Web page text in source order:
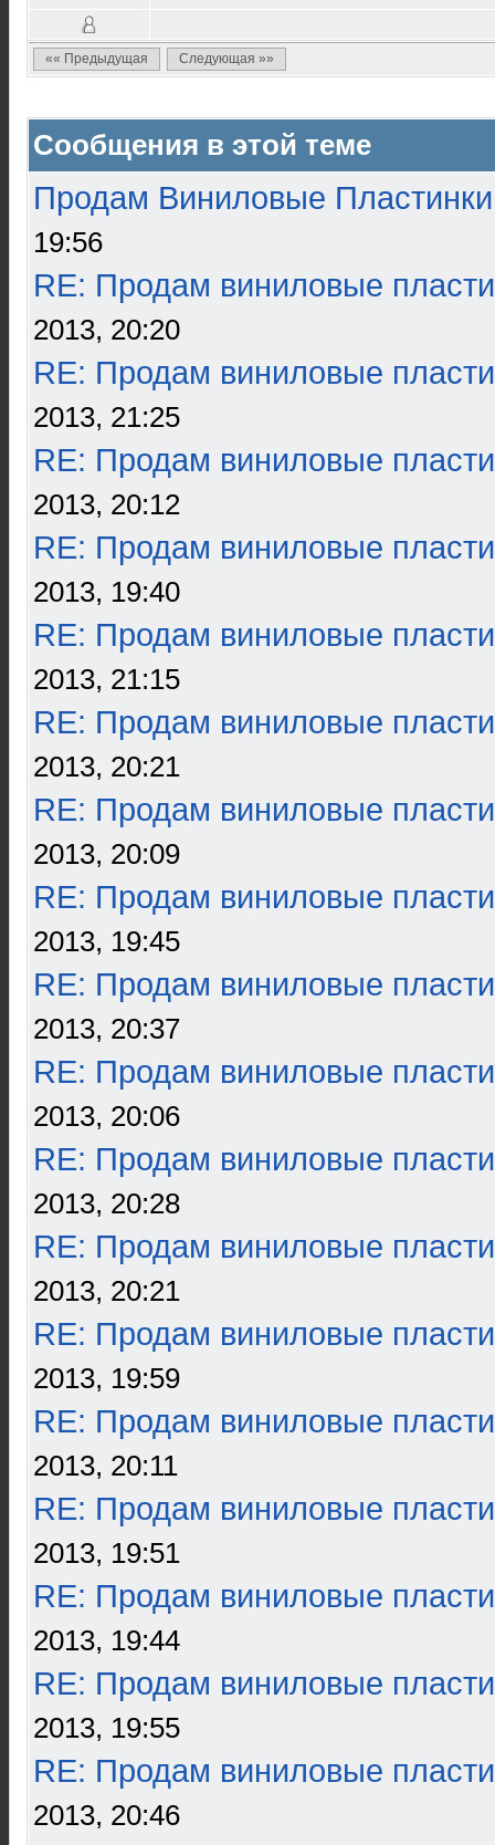
«« Предыдущая Следующая »»
Сообщения в этой теме
Продам Виниловые Пластинки
19:56
RE: Продам виниловые
2013, 20:20
RE: Продам виниловые
2013, 21:25
RE: Продам виниловые
2013, 20:12
RE: Продам виниловые
2013, 19:40
RE: Продам виниловые
2013, 21:15
RE: Продам виниловые
2013, 20:21
RE: Продам виниловые
2013, 20:09
RE: Продам виниловые
2013, 19:45
RE: Продам виниловые
2013, 20:37
RE: Продам виниловые
2013, 20:06
RE: Продам виниловые
2013, 20:28
RE: Продам виниловые
2013, 20:21
RE: Продам виниловые
2013, 19:59
RE: Продам виниловые
2013, 20:11
RE: Продам виниловые
2013, 19:51
RE: Продам виниловые
2013, 19:44
RE: Продам виниловые
2013, 19:55
RE: Продам виниловые
2013, 20:46